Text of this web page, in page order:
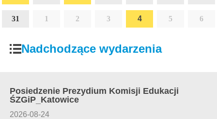
31 1 2 3 4 5 6
4
Nadchodzące wydarzenia
Posiedzenie Prezydium Komisji Edukacji
ŚZGiP_Katowice
2026-08-24